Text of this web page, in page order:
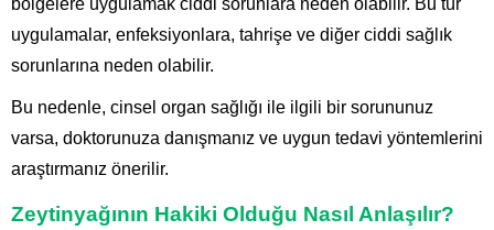
bölgelere uygulamak ciddi sorunlara neden olabilir. Bu tür
uygulamalar, enfeksiyonlara, tahrişe ve diğer ciddi sağlık
sorunlarına neden olabilir.
Bu nedenle, cinsel organ sağlığı ile ilgili bir sorununuz
varsa, doktorunuza danışmanız ve uygun tedavi yöntemlerini
araştırmanız önerilir.
Zeytinyağının Hakiki Olduğu Nasıl Anlaşılır?